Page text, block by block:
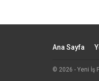
Ana Sayfa
© 2026 - Yeni İş